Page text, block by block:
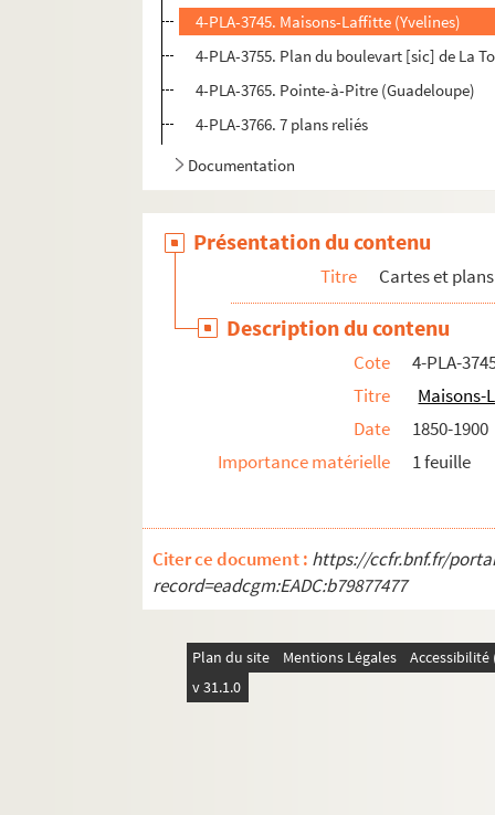
4-PLA-3745. Maisons-Laffitte (Yvelines)
4-PLA-3755. Plan du boulevart [sic] de La
4-PLA-3765. Pointe-à-Pitre (Guadeloupe)
4-PLA-3766. 7 plans reliés
Documentation
Présentation du contenu
Titre Cartes et
Description du contenu
Cote
4-PLA-
Titre
Date
1850-1900
Importance matérielle
1 feuille
Citer ce document : https://ccfr.bnf.fr/
record=eadcgm:EADC:b79877477
Plan du site Mentions Légales
v 31.1.0